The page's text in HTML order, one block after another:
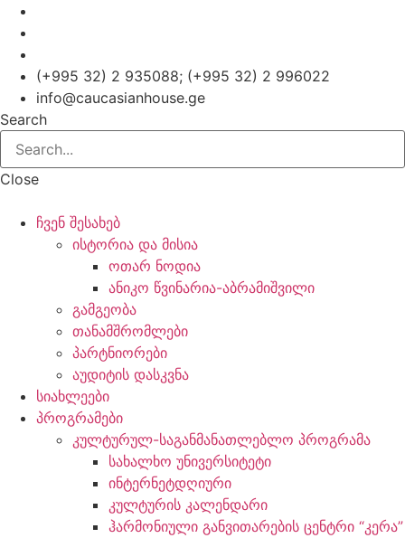
Skip
content
(+995 32) 2 935088; (+995 32) 2 996022
info@caucasianhouse.ge
Search
Close
ჩვენ შესახებ
ისტორია და მისია
ოთარ ნოდია
ანიკო წვინარია-აბრამიშვილი
გამგეობა
თანამშრომლები
პარტნიორები
აუდიტის დასკვნა
სიახლეები
პროგრამები
კულტურულ-საგანმანათლებლო პროგრამა
სახალხო უნივერსიტეტი
ინტერნეტდღიური
კულტურის კალენდარი
ჰარმონიული განვითარების ცენტრი “კერა”